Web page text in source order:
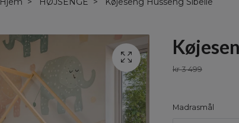
kr 3 499
Madrasmål